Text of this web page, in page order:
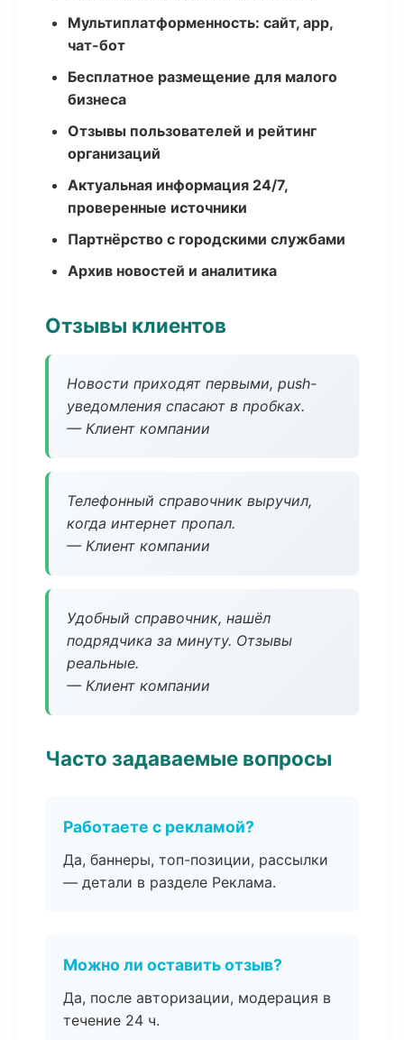
Мультиплатформенность: сайт, app,
чат-бот
Бесплатное размещение для малого
бизнеса
Отзывы пользователей и рейтинг
организаций
Актуальная информация 24/7,
проверенные источники
Партнёрство с городскими службами
Архив новостей и аналитика
Отзывы клиентов
Новости приходят первыми, push-
уведомления спасают в пробках.
— Клиент компании
Телефонный справочник выручил,
когда интернет пропал.
— Клиент компании
Удобный справочник, нашёл
подрядчика за минуту. Отзывы
реальные.
— Клиент компании
Часто задаваемые вопросы
Работаете с рекламой?
Да, баннеры, топ-позиции, рассылки
— детали в разделе Реклама.
Можно ли оставить отзыв?
Да, после авторизации, модерация в
течение 24 ч.